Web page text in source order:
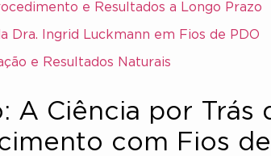
e Resultados a Longo Prazo
Dra. Ingrid Luckmann em Fios de PDO
e Resultados Naturais
A Ciência por Trás
com Fios